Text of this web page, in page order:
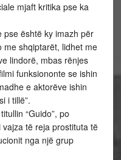
mjaft kritika pse ka
pse është ky imazh për
me shqiptarët, lidhet me
lindorë, mbas rënjes
funksiononte se ishin
e aktorëve ishin
i tillë”.
“Guido”, po
të reja prostituta të
nga një grup